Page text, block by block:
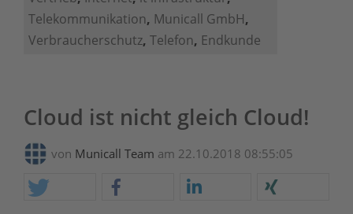
Telekommunikation, Municall GmbH,
Verbraucherschutz, Telefon, Endkunde
Cloud ist nicht gleich Cloud!
von Municall Team am 22.10.2018 08:55:05